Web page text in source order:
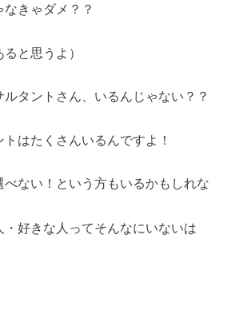
きゃダメ？？
と思うよ）
タントさん、いるんじゃない？？
はたくさんいるんですよ！
べない！という方もいるかもしれな
・好きな人ってそんなにいないは